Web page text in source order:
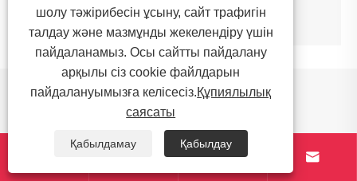
Қосымша көру >>
Жаңалықтар бойынша
ұсыныстар
 
шолу тәжірибесін ұсыну, сайт трафигін
талдау және мазмұнды жекелендіру үшін
пайдаланамыз. Осы сайтты пайдалану
арқылы сіз cookie файлдарын
пайдалануымызға келісесіз.Құпиялылық
саясаты
Қабылдамау Қабылдау